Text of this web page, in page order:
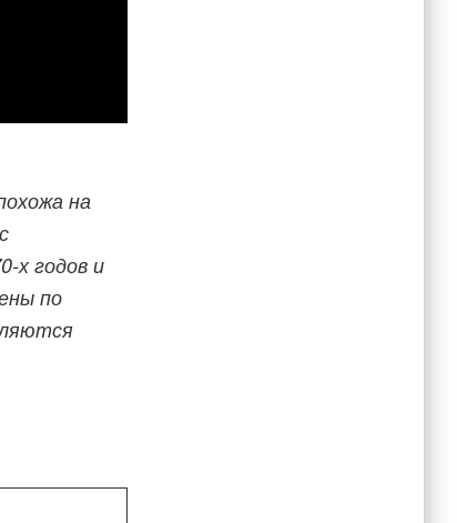
на
х годов и
по